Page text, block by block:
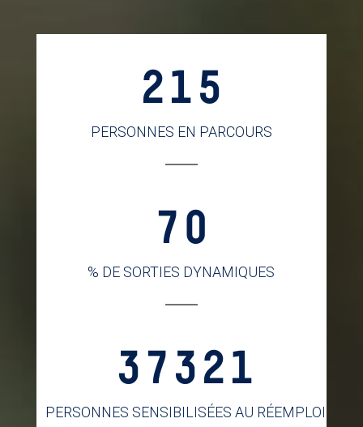
215
PERSONNES EN PARCOURS
70
% DE SORTIES DYNAMIQUES
37321
PERSONNES SENSIBILISÉES AU RÉEMPLOI